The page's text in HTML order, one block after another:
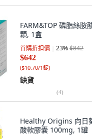
FARM&TOP 磷脂絲胺
顆, 1盒
首購折扣價 23%$842
$642
($10.70/1錠)
缺貨
(4)
Healthy Origins 向日
酸軟膠囊 100mg, 1罐